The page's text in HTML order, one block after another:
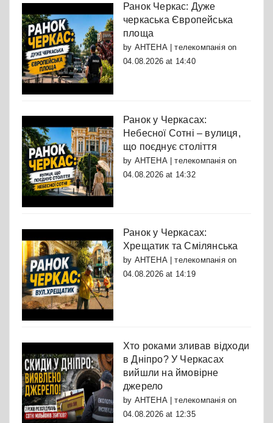
Ранок Черкас: Дуже
черкаська Європейська
площа
by АНТЕНА | телекомпаніяon
04.08.2026 at 14:40
Ранок у Черкасах:
Небесної Сотні – вулиця,
що поєднує століття
by АНТЕНА | телекомпаніяon
04.08.2026 at 14:32
Ранок у Черкасах:
Хрещатик та Смілянська
by АНТЕНА | телекомпаніяon
04.08.2026 at 14:19
Хто роками зливав відходи
в Дніпро? У Черкасах
вийшли на ймовірне
джерело
by АНТЕНА | телекомпаніяon
04.08.2026 at 12:35